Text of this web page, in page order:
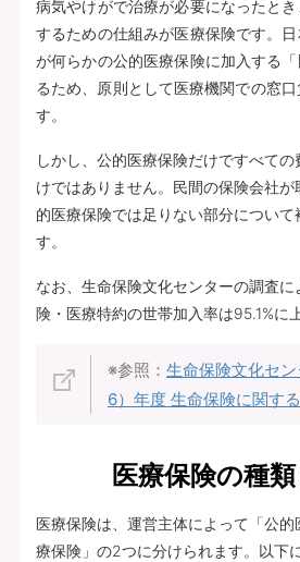
病気やけがで治療が必要になったと
するための仕組みが医療保険です。
が何らかの公的医療保険に加入する
るため、原則として医療機関での窓
す。
しかし、公的医療保険だけですべて
けではありません。民間の保険会社
的医療保険では足りない部分について
す。
なお、生命保険文化センターの調査
険・医療特約の世帯加入率は95.1%に
※参照： 生命保険文化セ
6）年度 生命保険に関す
医療保険の種
医療保険は、運営主体によって「公
療保険」の2つに分けられます。以下